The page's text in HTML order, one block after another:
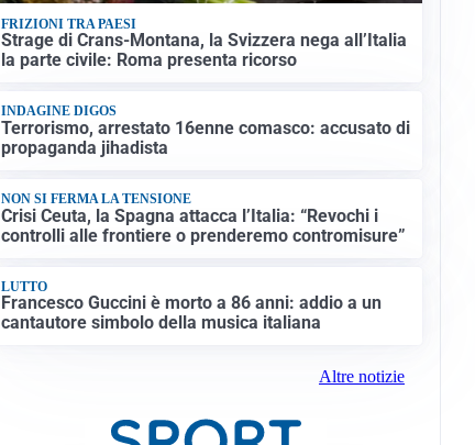
FRIZIONI TRA PAESI
Strage di Crans-Montana, la Svizzera nega all’Italia
la parte civile: Roma presenta ricorso
INDAGINE DIGOS
Terrorismo, arrestato 16enne comasco: accusato di
propaganda jihadista
NON SI FERMA LA TENSIONE
Crisi Ceuta, la Spagna attacca l’Italia: “Revochi i
controlli alle frontiere o prenderemo contromisure”
LUTTO
Francesco Guccini è morto a 86 anni: addio a un
cantautore simbolo della musica italiana
Altre notizie